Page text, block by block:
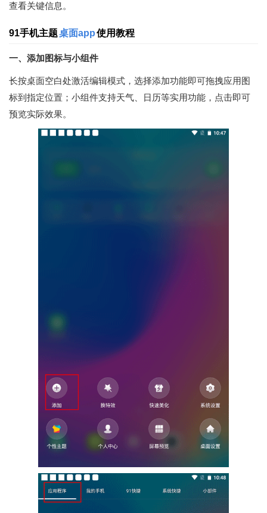
查看关键信息。
91手机主题桌面app使用教程
一、添加图标与小组件
长按桌面空白处激活编辑模式，选择添加功能即可拖拽应用图
标到指定位置；小组件支持天气、日历等实用功能，点击即可
预览实际效果。